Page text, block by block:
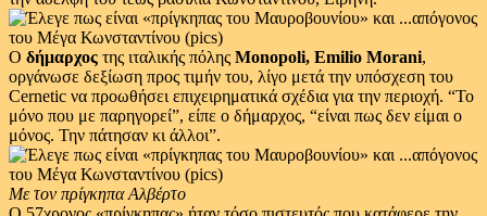
Ο δήμαρχος της ιταλικής πόλης Monopoli, Emilio Morani,
οργάνωσε δεξίωση προς τιμήν του, λίγο μετά την υπόσχεση του
Cernetic να προωθήσει επιχειρηματικά σχέδια για την περιοχή. “Το
μόνο που με παρηγορεί”, είπε ο δήμαρχος, “είναι πως δεν είμαι ο
μόνος. Την πάτησαν κι άλλοι”.
Με τον πρίγκηπα Αλβέρτο